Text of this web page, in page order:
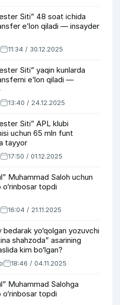
Siti” 48 soat ichida
e’lon qiladi — insayder
11:34 / 30.12.2025
Siti” yaqin kunlarda
e’lon qiladi —
13:40 / 24.12.2025
Siti” APL klubi
uchun 65 mln funt
tayyor
17:50 / 01.12.2025
Muhammad Saloh uchun
o‘rinbosar topdi
16:04 / 21.11.2025
bedarak yo‘qolgan yozuvchi
shahzoda” asarining
kim bo‘lgan?
18:46 / 04.11.2025
Muhammad Salohga
o‘rinbosar topdi